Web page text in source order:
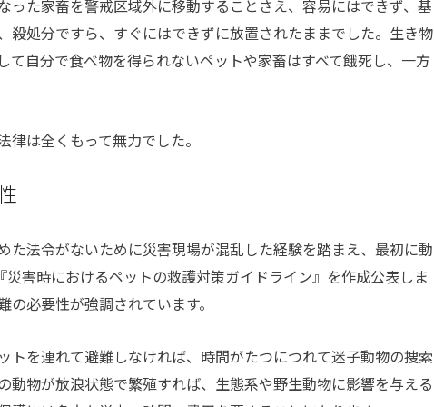
た家畜を警戒区域外に移動することさえ、容易にはできず、基
殺処分ですら、すぐにはできずに放置されたままでした。生き物
て自分で食べ物を得られないペットや家畜はすべて餓死し、一方
は全くもって無力でした。
法令がないために災害現場が混乱した経験を踏まえ、最初に動
害時におけるペットの救護対策ガイドライン』を作成公表しま
必要性が強調されています。
を連れて避難しなければ、時間がたつにつれて迷子動物の捜索
動物が放浪状態で繁殖すれば、生態系や野生動物に影響を与える